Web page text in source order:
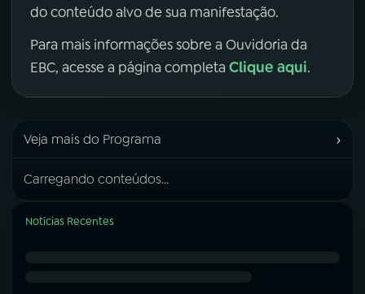
do conteúdo alvo de sua manifestação.
Para mais informações sobre a Ouvidoria da
EBC, acesse a página completa Clique aqui.
Veja mais do Programa ›
Carregando conteúdos...
Notícias Recentes